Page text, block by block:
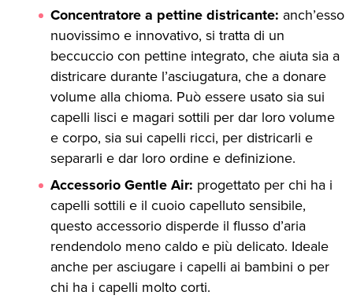
Concentratore a pettine districante: anch’esso
nuovissimo e innovativo, si tratta di un
beccuccio con pettine integrato, che aiuta sia a
districare durante l’asciugatura, che a donare
volume alla chioma. Può essere usato sia sui
capelli lisci e magari sottili per dar loro volume
e corpo, sia sui capelli ricci, per districarli e
separarli e dar loro ordine e definizione.
Accessorio Gentle Air: progettato per chi ha i
capelli sottili e il cuoio capelluto sensibile,
questo accessorio disperde il flusso d’aria
rendendolo meno caldo e più delicato. Ideale
anche per asciugare i capelli ai bambini o per
chi ha i capelli molto corti.